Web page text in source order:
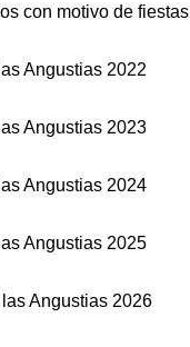
con motivo de fiestas
Angustias 2022
Angustias 2023
Angustias 2024
Angustias 2025
Angustias 2026